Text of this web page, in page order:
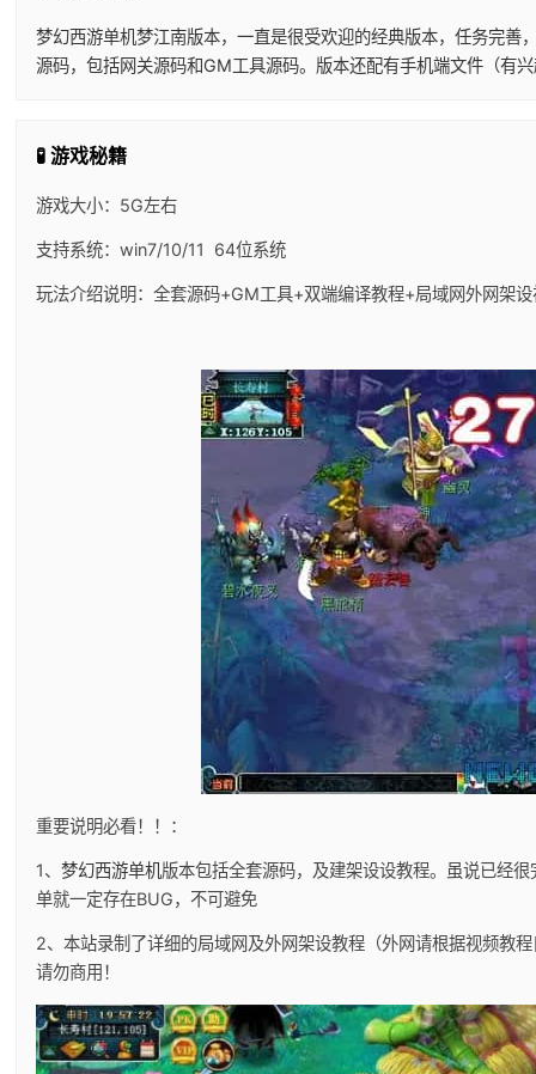
梦幻西游单机梦江南版本，一直是很受欢迎的经典版本，任务完善
源码，包括网关源码和GM工具源码。版本还配有手机端文件（有
🧪 游戏秘籍
游戏大小：5G左右
支持系统：win7/10/11 64位系统
玩法介绍说明：全套源码+GM工具+双端编译教程+局域网外网架
重要说明必看！！：
1、 梦幻西游单机版本包括全套源码，及建架设设教程。虽说已经
单就一定存在BUG，不可避免
2、本站录制了详细的局域网及外网架设教程（外网请根据视频教
请勿商用！